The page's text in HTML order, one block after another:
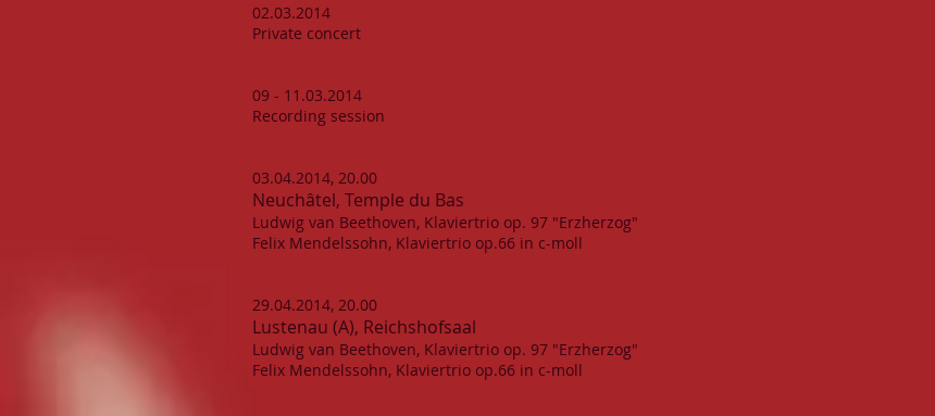
02.03.2014
Private concert
09 - 11.03.2014
Recording session
03.04.2014, 20.00
Neuchâtel, Temple du Bas
Ludwig van Beethoven, Klaviertrio op. 97 "Erzherzog"
Felix Mendelssohn, Klaviertrio op.66 in c-moll
29.04.2014, 20.00
Lustenau (A), Reichshofsaal
Ludwig van Beethoven, Klaviertrio op. 97 "Erzherzog"
Felix Mendelssohn, Klaviertrio op.66 in c-moll